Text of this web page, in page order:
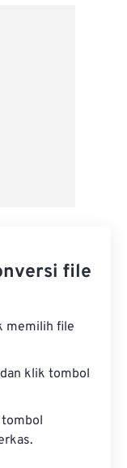
file
memilih file
klik tombol